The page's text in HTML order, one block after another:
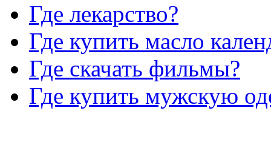
Где лекарство?
Где купить масло
Где скачать фильмы?
Где купить мужскую